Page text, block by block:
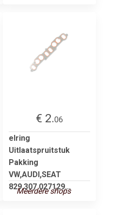
€ 2.06
elring
Uitlaatspruitstuk
Pakking
VW,AUDI,SEAT
829.307 027129...
Meerdere shops